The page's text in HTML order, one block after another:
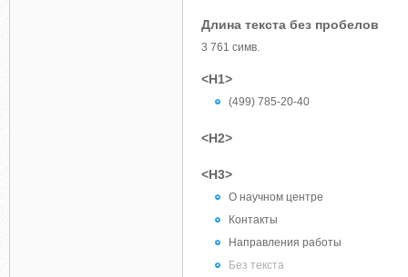
Длина текста без пробелов
3 761 симв.
<H1>
(499) 785-20-40
<H2>
<H3>
О научном центре
Контакты
Направления работы
Без текста